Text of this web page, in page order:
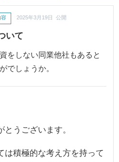
いて
容 2025年3月19日 公開
をしない同業他社もあると
でしょうか。
うございます。
は積極的な考え方を持って